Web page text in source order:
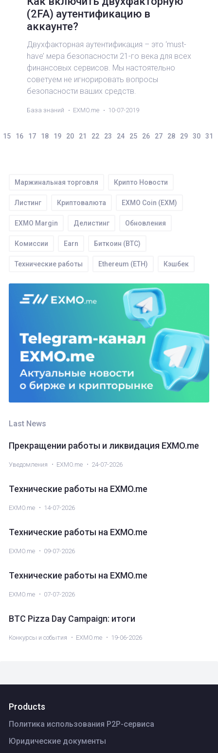
(2FA) аутентификацию в
аккаунте?
Двухфакторная аутентификация – это ‘must-
have’ мера безопасности 21-го века для всех
финансовых сервисов. Мы настоятельно
советуем не игнорировать вопросы
безопасности ваших средств.
База знаний EXMO.me 10-07-2019
15 16 17 18 19 20 21 22 23 24 25 26 27 28 29 30 31
Маржинальная торговля Крипто Новости
Листинг Криптовалюта EXMO Coin (EXM)
EXMO Mаrgin Делистинг Обновления
Комиссии Earn Биткоин (BTC)
Технические работы Ethereum (ETH) Кэшбек
Торги Tether (USDT) SEPA WIRE IEO
Ввод ROOBEE (ROOBEE) Ордера
Партнерство
Ethereum classic (ETC) Bitcoin Cash (BCH)
Last News
Прекращении работы и ликвидация EXMO.me
Уведомления EXMO.me 24-07-2026
Технические работы на EXMO.me
EXMO.me 14-07-2026
Технические работы на EXMO.me
EXMO.me 09-07-2026
Технические работы на EXMO.me
EXMO.me 07-07-2026
BTC Pizza Day Campaign: итоги
Конкурсы и события EXMO.me 19-06-2026
Products
Политика использования P2P-сервиса
Юридические документы